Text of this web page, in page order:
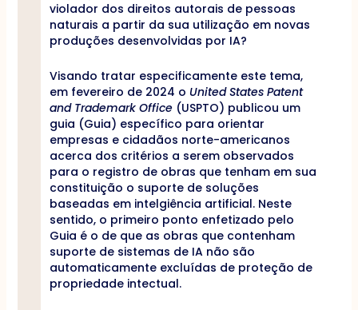
violador dos direitos autorais de pessoas
naturais a partir da sua utilização em novas
produções desenvolvidas por IA?
Visando tratar especificamente este tema,
em fevereiro de 2024 o United States Patent
and Trademark Office(USPTO) publicou um
guia (Guia) específico para orientar
empresas e cidadãos norte-americanos
acerca dos critérios a serem observados
para o registro de obras que tenham em sua
constituição o suporte de soluções
baseadas em intelgiência artificial. Neste
sentido, o primeiro ponto enfetizado pelo
Guia é o de que as obras que contenham
suporte de sistemas de IA não são
automaticamente excluídas de proteção de
propriedade intectual.